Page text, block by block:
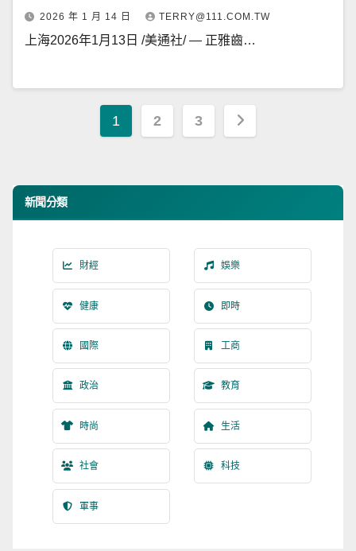
2026 年 1 月 14 日 TERRY@111.COM.TW
上海2026年1月13日 /美通社/ — 正雅齒…
文
分
頁
1 2 3
新聞分類
財經 娛樂
健康 即時
國際 工商
政治 教育
時尚 生活
社會 科技
軍事